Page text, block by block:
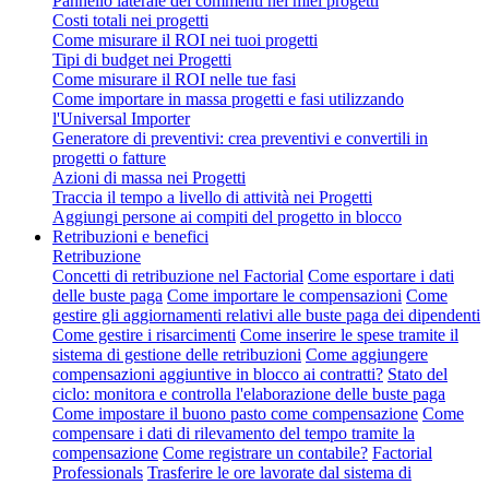
Costi totali nei progetti
Come misurare il ROI nei tuoi progetti
Tipi di budget nei Progetti
Come misurare il ROI nelle tue fasi
Come importare in massa progetti e fasi utilizzando
l'Universal Importer
Generatore di preventivi: crea preventivi e convertili in
progetti o fatture
Azioni di massa nei Progetti
Traccia il tempo a livello di attività nei Progetti
Aggiungi persone ai compiti del progetto in blocco
Retribuzioni e benefici
Retribuzione
Concetti di retribuzione nel Factorial Come esportare i dati
delle buste paga Come importare le compensazioni Come
gestire gli aggiornamenti relativi alle buste paga dei dipendenti
Come gestire i risarcimenti Come inserire le spese tramite il
sistema di gestione delle retribuzioni Come aggiungere
compensazioni aggiuntive in blocco ai contratti? Stato del
ciclo: monitora e controlla l'elaborazione delle buste paga
Come impostare il buono pasto come compensazione Come
compensare i dati di rilevamento del tempo tramite la
compensazione Come registrare un contabile? Factorial
Professionals Trasferire le ore lavorate dal sistema di